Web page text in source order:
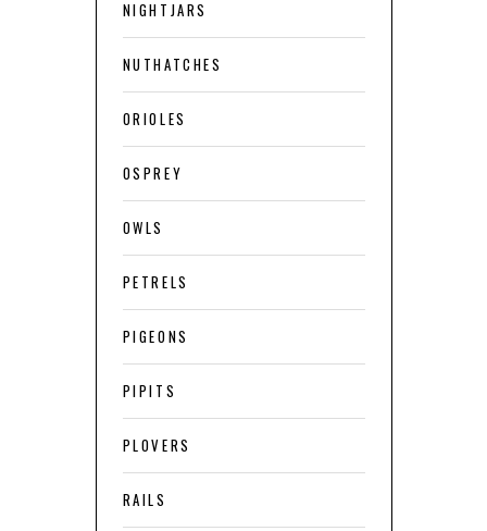
NIGHTJARS
NUTHATCHES
ORIOLES
OSPREY
OWLS
PETRELS
PIGEONS
PIPITS
PLOVERS
RAILS